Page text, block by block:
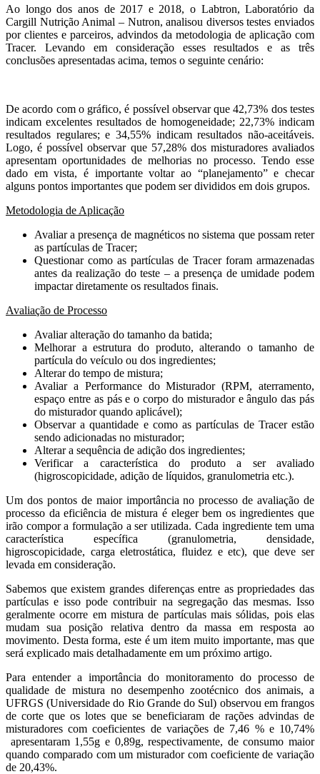
Ao longo dos anos de 2017 e 2018, o Labtron, Laboratório da
Cargill Nutrição Animal – Nutron, analisou diversos testes enviados
por clientes e parceiros, advindos da metodologia de aplicação com
Tracer. Levando em consideração esses resultados e as três
conclusões apresentadas acima, temos o seguinte cenário:
De acordo com o gráfico, é possível observar que 42,73% dos testes
indicam excelentes resultados de homogeneidade; 22,73% indicam
resultados regulares; e 34,55% indicam resultados não-aceitáveis.
Logo, é possível observar que 57,28% dos misturadores avaliados
apresentam oportunidades de melhorias no processo. Tendo esse
dado em vista, é importante voltar ao “planejamento” e checar
alguns pontos importantes que podem ser divididos em dois grupos.
Metodologia de Aplicação
Avaliar a presença de magnéticos no sistema que possam reter
as partículas de Tracer;
Questionar como as partículas de Tracer foram armazenadas
antes da realização do teste – a presença de umidade podem
impactar diretamente os resultados finais.
Avaliação de Processo
Avaliar alteração do tamanho da batida;
Melhorar a estrutura do produto, alterando o tamanho de
partícula do veículo ou dos ingredientes;
Alterar do tempo de mistura;
Avaliar a Performance do Misturador (RPM, aterramento,
espaço entre as pás e o corpo do misturador e ângulo das pás
do misturador quando aplicável);
Observar a quantidade e como as partículas de Tracer estão
sendo adicionadas no misturador;
Alterar a sequência de adição dos ingredientes;
Verificar a característica do produto a ser avaliado
(higroscopicidade, adição de líquidos, granulometria etc.).
Um dos pontos de maior importância no processo de avaliação de
processo da eficiência de mistura é eleger bem os ingredientes que
irão compor a formulação a ser utilizada. Cada ingrediente tem uma
característica específica (granulometria, densidade,
higroscopicidade, carga eletrostática, fluidez e etc), que deve ser
levada em consideração.
Sabemos que existem grandes diferenças entre as propriedades das
partículas e isso pode contribuir na segregação das mesmas. Isso
geralmente ocorre em mistura de partículas mais sólidas, pois elas
mudam sua posição relativa dentro da massa em resposta ao
movimento. Desta forma, este é um item muito importante, mas que
será explicado mais detalhadamente em um próximo artigo.
Para entender a importância do monitoramento do processo de
qualidade de mistura no desempenho zootécnico dos animais, a
UFRGS (Universidade do Rio Grande do Sul) observou em frangos
de corte que os lotes que se beneficiaram de rações advindas de
misturadores com coeficientes de variações de 7,46 % e 10,74%
apresentaram 1,55g e 0,89g, respectivamente, de consumo maior
quando comparado com um misturador com coeficiente de variação
de 20,43%.